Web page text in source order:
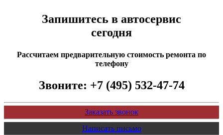
Запишитесь в автосервис
сегодня
Рассчитаем предварительную стоимость ремонта по
телефону
Звоните: +7 (495) 532-47-74
Заказать звонок
Написать письмо